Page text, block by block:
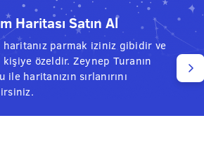
Haritası Satın Al
haritanız parmak iziniz gibidir ve
kişiye özeldir. Zeynep Turanın
ile haritanızın sırlanırını